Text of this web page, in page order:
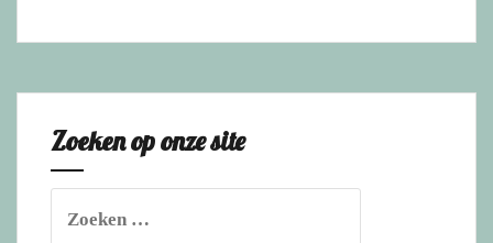
getraumatiseerde
vond
gouden
Zoeken op onze site
naar: